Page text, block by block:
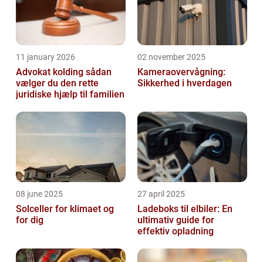
11 january 2026
Advokat kolding sådan
vælger du den rette
juridiske hjælp til familien
02 november 2025
Kameraovervågning:
Sikkerhed i hverdagen
08 june 2025
Solceller for klimaet og
for dig
27 april 2025
Ladeboks til elbiler: En
ultimativ guide for
effektiv opladning